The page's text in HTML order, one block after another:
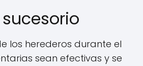
los herederos durante el
sean efectivas y se